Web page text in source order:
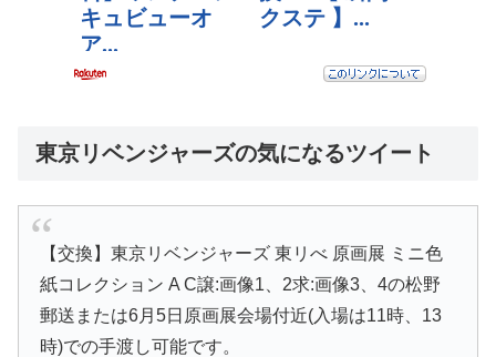
東京リベンジャーズの気になるツイート
【交換】東京リベンジャーズ 東リべ 原画展 ミニ色
紙コレクション A C譲:画像1、2求:画像3、4の松野
郵送または6月5日原画展会場付近(入場は11時、13
時)での手渡し可能です。